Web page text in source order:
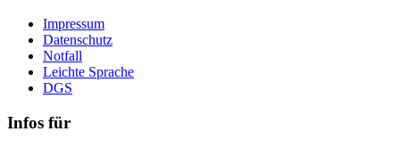
Impressum
Datenschutz
Notfall
Leichte Sprache
DGS
Infos für